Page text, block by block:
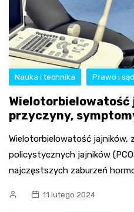
Nauka i technika Prawo i
Wielotorbielowatość
przyczyny,
Wielotorbielowatość jajników,
policystycznych jajników
najczęstszych zaburzeń
11 lutego 2024